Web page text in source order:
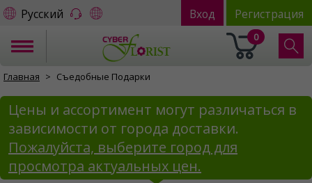
Русский Вход Регистрация
0
Главная Съедобные Подарки
Цены и ассортимент могут различаться в
зависимости от города доставки.
Пожалуйста, выберите город для
просмотра актуальных цен.